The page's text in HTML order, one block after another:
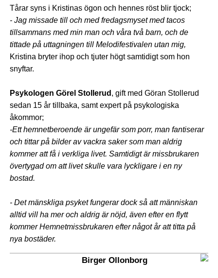
Tårar syns i Kristinas ögon och hennes röst blir tjock;
- Jag missade till och med fredagsmyset med tacos
tillsammans med min man och våra två barn, och de
tittade på uttagningen till Melodifestivalen utan mig,
Kristina bryter ihop och tjuter högt samtidigt som hon
snyftar.
Psykologen Görel Stollerud , gift med Göran Stollerud
sedan 15 år tillbaka, samt expert på psykologiska
åkommor;
-Etthemnetberoende är ungefär som porr, man fantiserar
och tittar på bilder av vackra saker som man aldrig
kommer att få i verkliga livet. Samtidigt är missbrukaren
övertygad om att livet skulle vara lyckligare i en ny
bostad.
- Det mänskliga psyket fungerar dock så att människan
alltid vill ha mer och aldrig är nöjd, även efter en flytt
kommer Hemnetmissbrukaren efter något år att titta på
nya bostäder.
Birger Ollonborg